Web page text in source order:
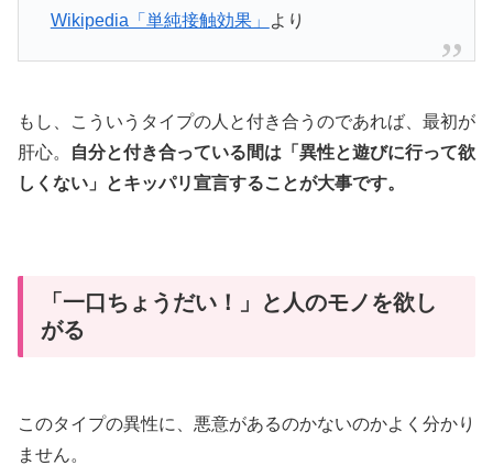
Wikipedia「単純接触効果」
より
もし、こういうタイプの人と付き合うのであれば、最初が
肝心。
自分と付き合っている間は「異性と遊びに行って欲
しくない」とキッパリ宣言することが大事です。
「一口ちょうだい！」と人のモノを欲し
がる
このタイプの異性に、悪意があるのかないのかよく分かり
ません。